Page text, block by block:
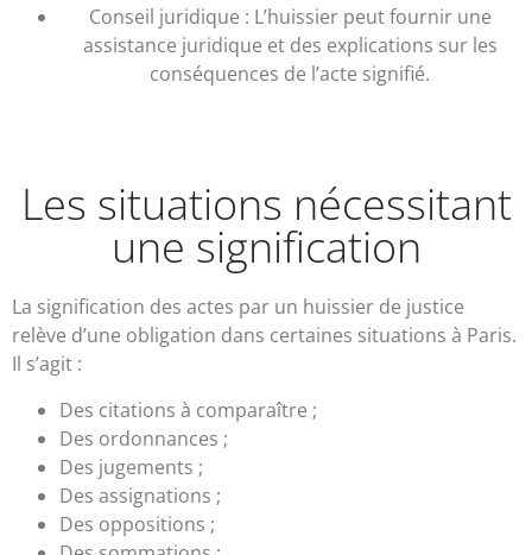
Conseil juridique : L’huissier peut fournir une
assistance juridique et des explications sur les
conséquences de l’acte signifié.
Les situations nécessitant
une signification
La signification des actes par un huissier de justice
relève d’une obligation dans certaines situations à Paris.
Il s’agit :
Des citations à comparaître ;
Des ordonnances ;
Des jugements ;
Des assignations ;
Des oppositions ;